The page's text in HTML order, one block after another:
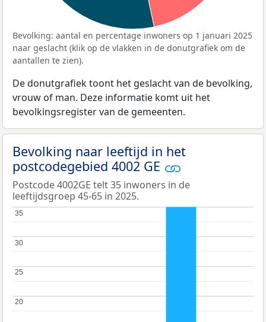
Bevolking: aantal en percentage inwoners op 1 januari 2025
naar geslacht (klik op de vlakken in de donutgrafiek om de
aantallen te zien).
De donutgrafiek toont het geslacht van de bevolking,
vrouw of man. Deze informatie komt uit het
bevolkingsregister van de gemeenten.
Bevolking naar leeftijd in het
postcodegebied 4002 GE
Postcode 4002GE telt 35 inwoners in de
leeftijdsgroep 45-65 in 2025.
20
20
25
25
30
30
35
35